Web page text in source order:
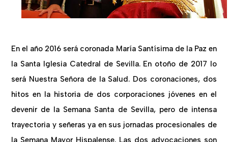
En el año 2016 será coronada María Santísima de la Paz en
la Santa Iglesia Catedral de Sevilla. En otoño de 2017 lo
será Nuestra Señora de la Salud. Dos coronaciones, dos
hitos en la historia de dos corporaciones jóvenes en el
devenir de la Semana Santa de Sevilla, pero de intensa
trayectoria y señeras ya en sus jornadas procesionales de
la Semana Mayor Hispalense. Las dos advocaciones son